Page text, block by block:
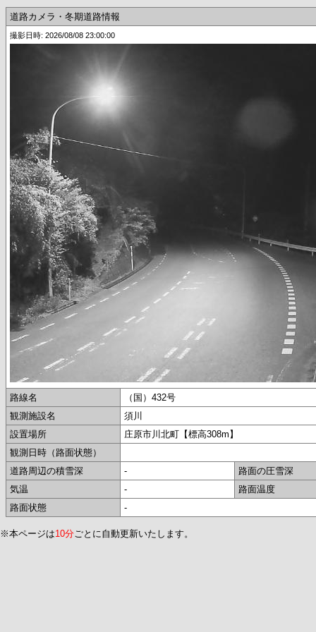
道路カメラ・冬期道路情報
撮影日時: 2026/08/08 23:00:00
路線名
（国）432号
観測施設名
須川
設置場所
庄原市川北町【標高308m】
観測日時（路面状態）
道路周辺の積雪深
-
路面の圧雪深
気温
-
路面温度
路面状態
-
※本ページは10分ごとに自動更新いたします。